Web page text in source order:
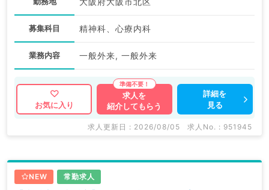
募集科目 精神科、心療内科
業務内容 一般外来, 一般外来
お気に入り
求人を
紹介してもらう
詳細を
見る
求人更新日 : 2026/08/05 求人No. : 951945
NEW 常勤求人